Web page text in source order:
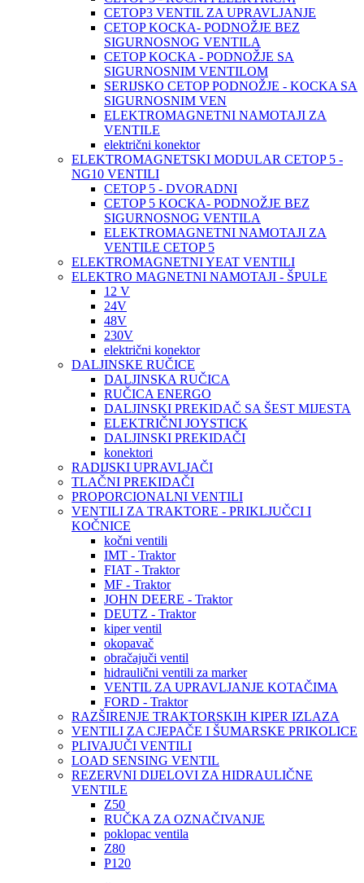
CETOP3 VENTIL ZA UPRAVLJANJE
CETOP KOCKA- PODNOŽJE BEZ
SIGURNOSNOG VENTILA
CETOP KOCKA - PODNOŽJE SA
SIGURNOSNIM VENTILOM
SERIJSKO CETOP PODNOŽJE - KOCKA SA
SIGURNOSNIM VEN
ELEKTROMAGNETNI NAMOTAJI ZA
VENTILE
električni konektor
ELEKTROMAGNETSKI MODULAR CETOP 5 -
NG10 VENTILI
CETOP 5 - DVORADNI
CETOP 5 KOCKA- PODNOŽJE BEZ
SIGURNOSNOG VENTILA
ELEKTROMAGNETNI NAMOTAJI ZA
VENTILE CETOP 5
ELEKTROMAGNETNI YEAT VENTILI
ELEKTRO MAGNETNI NAMOTAJI - ŠPULE
12 V
24V
48V
230V
električni konektor
DALJINSKE RUČICE
DALJINSKA RUČICA
RUČICA ENERGO
DALJINSKI PREKIDAČ SA ŠEST MIJESTA
ELEKTRIČNI JOYSTICK
DALJINSKI PREKIDAČI
konektori
RADIJSKI UPRAVLJAČI
TLAČNI PREKIDAČI
PROPORCIONALNI VENTILI
VENTILI ZA TRAKTORE - PRIKLJUČCI I
KOČNICE
kočni ventili
IMT - Traktor
FIAT - Traktor
MF - Traktor
JOHN DEERE - Traktor
DEUTZ - Traktor
kiper ventil
okopavač
obračajuči ventil
hidraulični ventili za marker
VENTIL ZA UPRAVLJANJE KOTAČIMA
FORD - Traktor
RAZŠIRENJE TRAKTORSKIH KIPER IZLAZA
VENTILI ZA CJEPAČE I ŠUMARSKE PRIKOLICE
PLIVAJUČI VENTILI
LOAD SENSING VENTIL
REZERVNI DIJELOVI ZA HIDRAULIČNE
VENTILE
Z50
RUČKA ZA OZNAČIVANJE
poklopac ventila
Z80
P120